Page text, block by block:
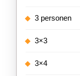
3 personen
3×3
3×4